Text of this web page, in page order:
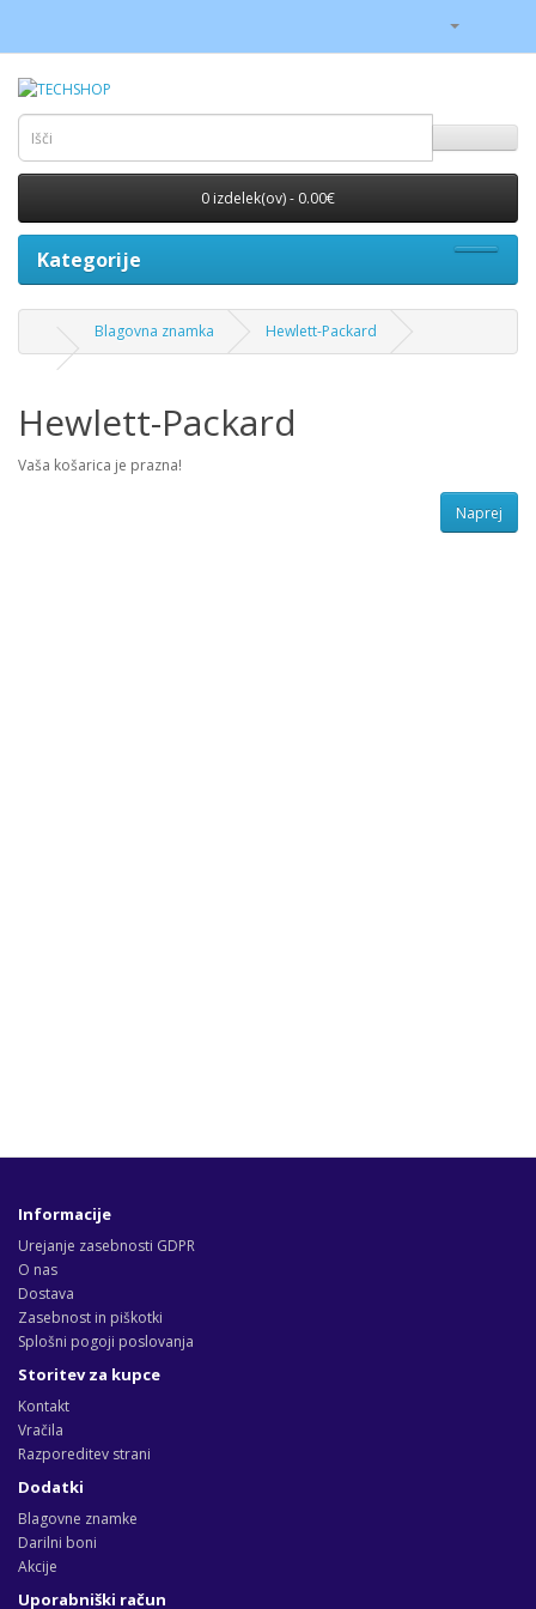
0 izdelek(ov) - 0.00€
Kategorije
Blagovna znamka Hewlett-Packard
Hewlett-Packard
Vaša košarica je prazna!
Naprej
Informacije
Urejanje zasebnosti GDPR
O nas
Dostava
Zasebnost in piškotki
Splošni pogoji poslovanja
Storitev za kupce
Kontakt
Vračila
Razporeditev strani
Dodatki
Blagovne znamke
Darilni boni
Akcije
Uporabniški račun